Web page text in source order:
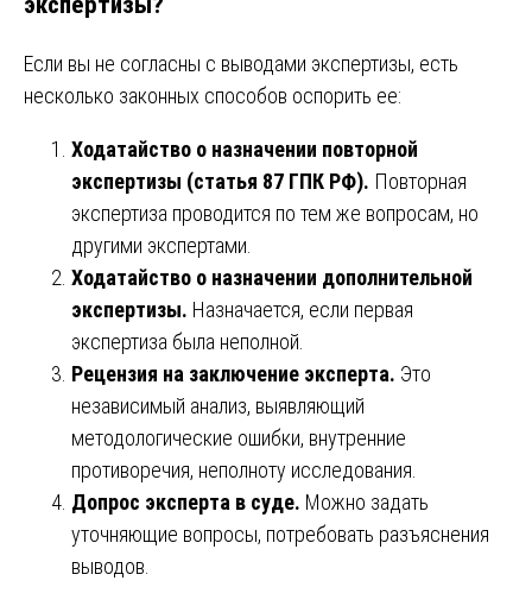
Если вы не согласны с выводами экспертизы, есть
несколько законных способов оспорить ее:
Ходатайство о назначении повторной
экспертизы (статья 87 ГПК РФ). Повторная
экспертиза проводится по тем же вопросам, но
другими экспертами.
Ходатайство о назначении дополнительной
экспертизы. Назначается, если первая
экспертиза была неполной.
Рецензия на заключение эксперта. Это
независимый анализ, выявляющий
методологические ошибки, внутренние
противоречия, неполноту исследования.
Допрос эксперта в суде. Можно задать
уточняющие вопросы, потребовать разъяснения
выводов.